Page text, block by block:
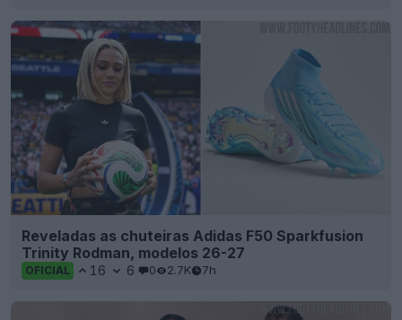
Reveladas as chuteiras Adidas F50 Sparkfusion
Trinity Rodman, modelos 26-27
OFICIAL 16 6 0 2.7K 7h